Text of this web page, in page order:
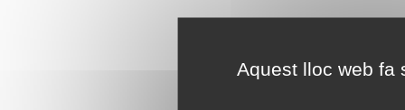
Aquest lloc web fa